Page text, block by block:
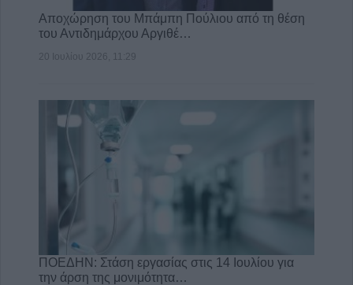
Αποχώρηση του Μπάμπη Πούλιου από τη θέση
του Αντιδημάρχου Αργιθέ…
20 Ιουλίου 2026, 11:29
ΠΟΕΔΗΝ: Στάση εργασίας στις 14 Ιουλίου για
την άρση της μονιμότητα…